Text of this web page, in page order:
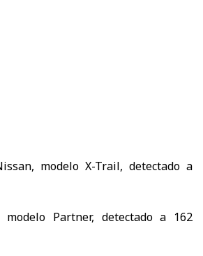
modelo X-Trail, detectado a
modelo Partner, detectado a 162